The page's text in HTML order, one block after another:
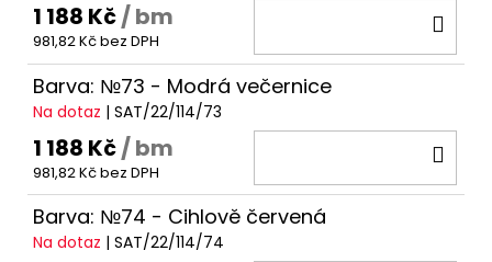
1 188 Kč/ bm
981,82 Kč bez DPH
Barva: №73 - Modrá večernice
Na dotaz | SAT/22/114/73
1 188 Kč/ bm
981,82 Kč bez DPH
Barva: №74 - Cihlově červená
Na dotaz | SAT/22/114/74